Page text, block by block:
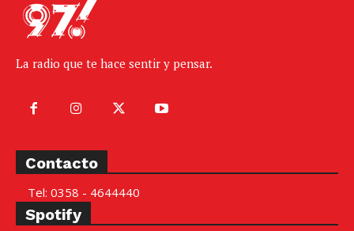
La radio que te hace sentir y pensar.
Contacto
Tel: 0358 - 4644440
Spotify